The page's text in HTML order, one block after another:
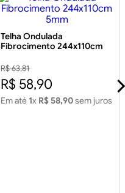
Telha Ondulada
Fibrocimento 244x110cm
R$ 63,81
R$ 58,90
Em até 1x R$ 58,90sem juros